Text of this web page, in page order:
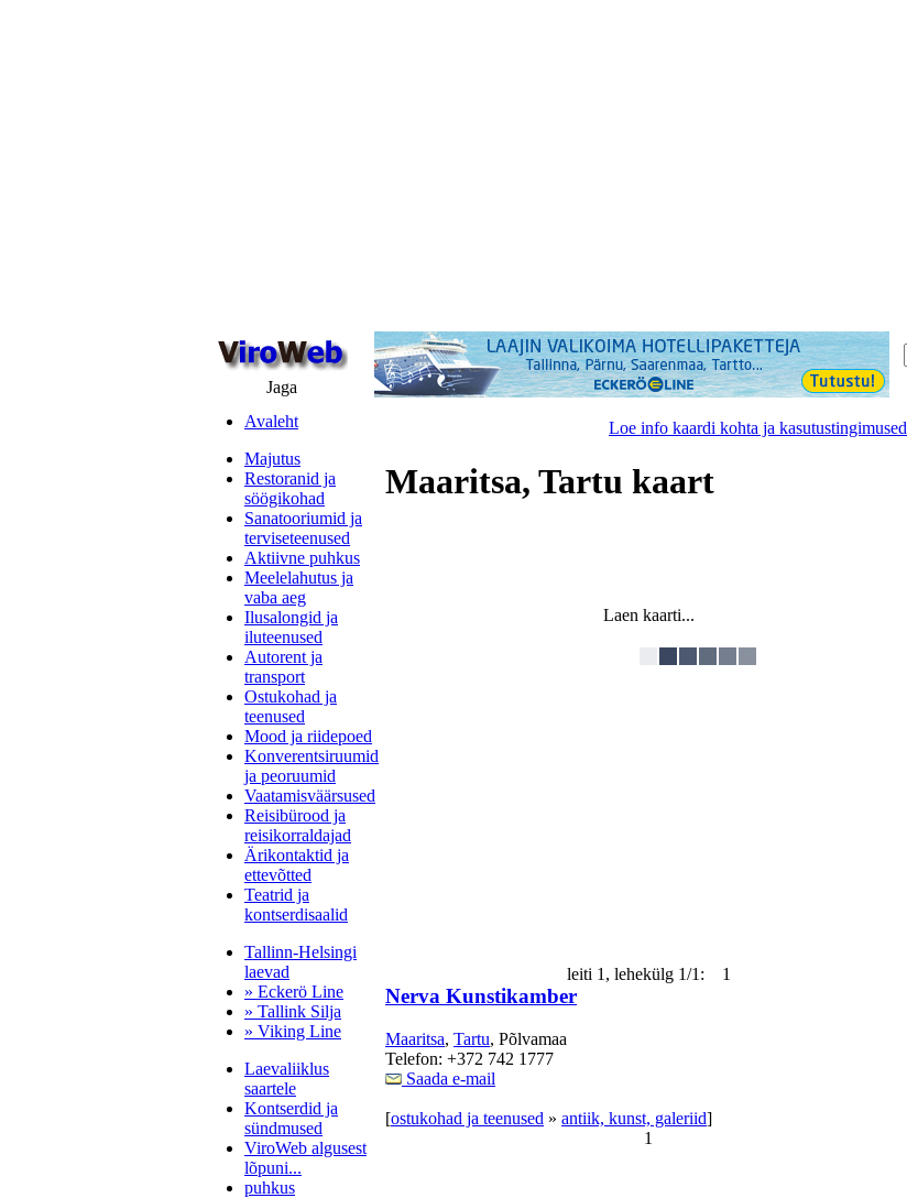
Jaga
Avaleht
Majutus
Restoranid ja
söögikohad
Sanatooriumid ja
terviseteenused
Aktiivne puhkus
Meelelahutus ja
vaba aeg
Ilusalongid ja
iluteenused
Autorent ja
transport
Ostukohad ja
teenused
Mood ja riidepoed
Konverentsiruumid
ja peoruumid
Vaatamisväärsused
Reisibürood ja
reisikorraldajad
Ärikontaktid ja
ettevõtted
Teatrid ja
kontserdisaalid
Tallinn-Helsingi
laevad
» Eckerö Line
» Tallink Silja
» Viking Line
Laevaliiklus
saartele
Kontserdid ja
sündmused
ViroWeb algusest
lõpuni...
puhkus
Loe info kaardi kohta ja kasutustingimused
Maaritsa, Tartu kaart
Laen kaarti...
leiti 1, lehekülg 1/1: 1
Nerva Kunstikamber
Maaritsa, Tartu, Põlvamaa
Telefon: +372 742 1777
Saada e-mail
[ostukohad ja teenused » antiik, kunst, galeriid]
1